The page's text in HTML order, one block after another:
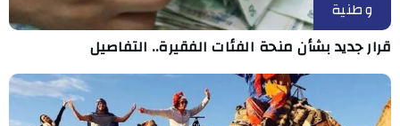
وطنية
قرار جديد بشأن منحة الفئات الفقيرة.. التفاصيل